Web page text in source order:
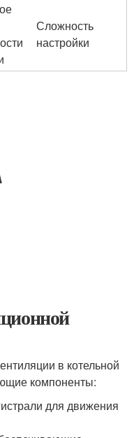
Сложность
настройки
в котельной
компоненты:
для движения